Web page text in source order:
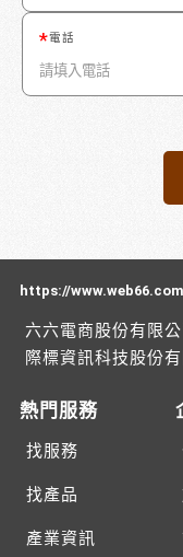
電話
https://
六六電商股份有限
際標資訊科技股份
熱門服務
找服務
找產品
產業資訊